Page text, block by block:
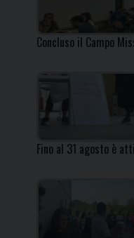
Concluso il Campo
Fino al 31 agosto è